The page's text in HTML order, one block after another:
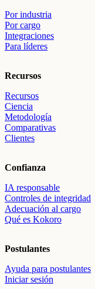
Por industria
Por cargo
Integraciones
Para líderes
Recursos
Recursos
Ciencia
Metodología
Comparativas
Clientes
Confianza
IA responsable
Controles de integridad
Adecuación al cargo
Qué es Kokoro
Postulantes
Ayuda para postulantes
Iniciar sesión